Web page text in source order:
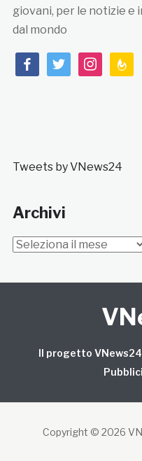
giovani, per le notizie e
dal mondo
facebooktwitterinstagram
Tweets by VNews24
Archivi
Archivi
Il progetto VNews24
Copyright © 2026